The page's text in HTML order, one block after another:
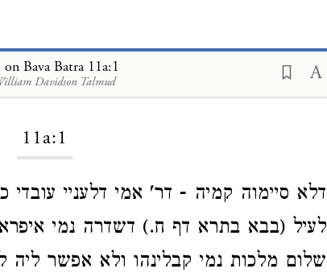
on Bava Batra 11a:1
Davidson Talmud
Loading...
11a:1
דלא סיימוה קמיה - דר' אמי דלעניי עובדי
לעיל (בבא בתרא דף ח.) דשדרה נמי
שלום מלכות נמי קבלינהו ולא אפשר ליה